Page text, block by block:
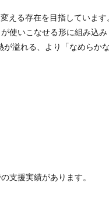
える存在を目指しています
使いこなせる形に組み込
溢れる、より「なめらかな
支援実績があります。